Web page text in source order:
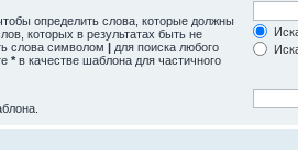
чтобы определить слова, которые должны
которых в результатах быть не
слова символом | для поиска любого
* в качестве шаблона для частичного